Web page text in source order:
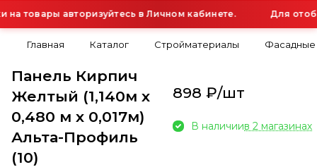
товары авторизуйтесь в Личном кабинете. Для
Главная Каталог Стройматериалы Фасадные
Панель Кирпич
Желтый (1,140м х
0,480 м х 0,017м)
Альта-Профиль
(10)
898 ₽/шт
В наличиив 2 магазинах